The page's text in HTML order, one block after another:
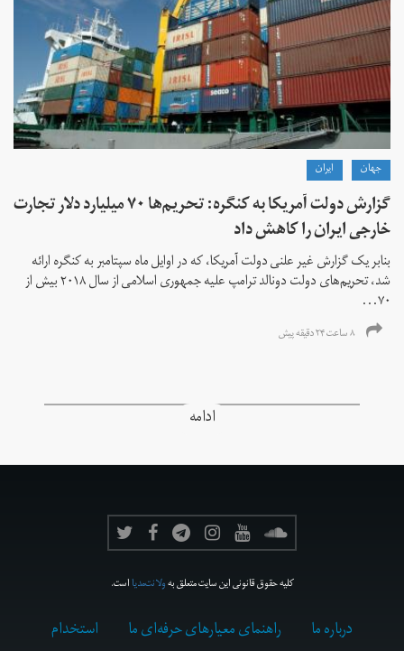
جهان ايران
گزارش دولت آمریکا به کنگره: تحریم‌ها ۷۰ میلیارد دلار تجارت
خارجی ایران را کاهش داد
بنابر یک گزارش غیر علنی دولت آمریکا، که در اوایل ماه سپتامبر به کنگره ارائه
شد، تحریم‌های دولت دونالد ترامپ علیه جمهوری اسلامی از سال ۲۰۱۸ بیش از
۷۰...
۸ ساعت ۲۴ دقیقه پیش
ادامه
کلیه حقوق قانونی این سایت متعلق بهولانت‌مدیااست.
درباره ما راهنمای معیارهای حرفه‌ای ما استخدام